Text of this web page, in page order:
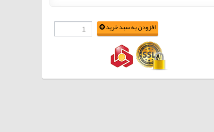
افزودن به سبد خرید